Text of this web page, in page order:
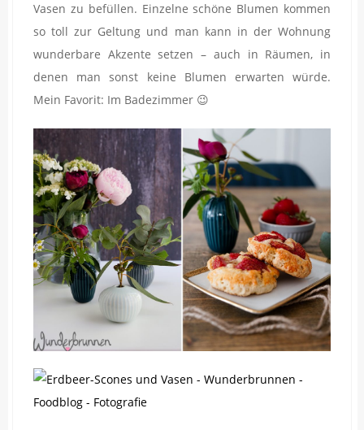
Vasen zu befüllen. Einzelne schöne Blumen kommen
so toll zur Geltung und man kann in der Wohnung
wunderbare Akzente setzen – auch in Räumen, in
denen man sonst keine Blumen erwarten würde.
Mein Favorit: Im Badezimmer 😉